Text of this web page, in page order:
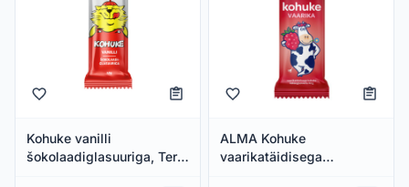
Kohuke vanilli
šokolaadiglasuuriga, Tere,
ALMA Kohuke
vaarikatäidisega